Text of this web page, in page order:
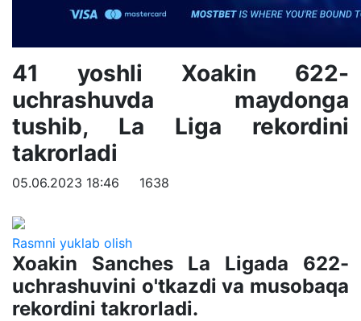
41 yoshli Xoakin 622-
uchrashuvda maydonga
tushib, La Liga rekordini
takrorladi
05.06.2023 18:46 1638
Rasmni yuklab olish
Xoakin Sanches La Ligada 622-
uchrashuvini o'tkazdi va musobaqa
rekordini takrorladi.